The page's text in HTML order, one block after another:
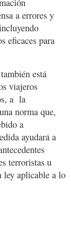
a errores y
eficaces para
está
viajeros
a la
norma que,
a
ayudará a
terroristas u
ley aplicable a lo